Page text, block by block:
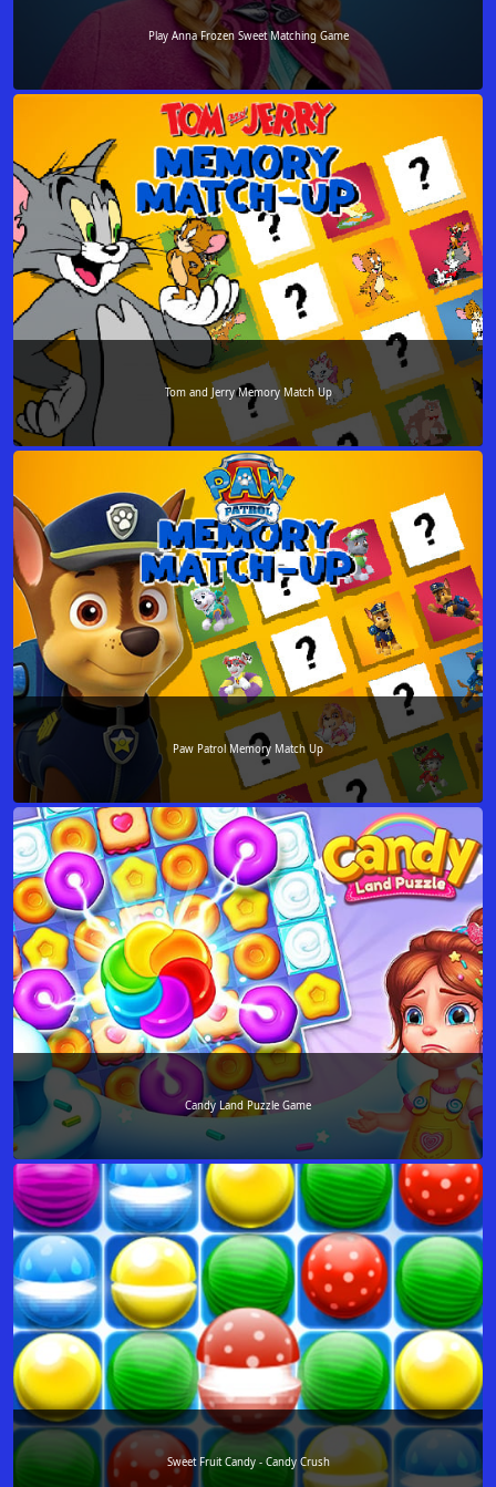
Play Anna Frozen Sweet Matching Game
Tom and Jerry Memory Match Up
Paw Patrol Memory Match Up
Candy Land Puzzle Game
Sweet Fruit Candy - Candy Crush